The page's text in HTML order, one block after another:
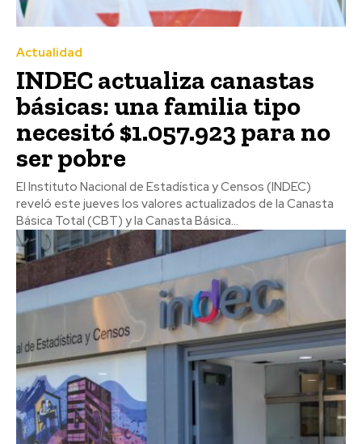
Actualidad
INDEC actualiza canastas
básicas: una familia tipo
necesitó $1.057.923 para no
ser pobre
El Instituto Nacional de Estadística y Censos (INDEC)
reveló este jueves los valores actualizados de la Canasta
Básica Total (CBT) y la Canasta Básica...